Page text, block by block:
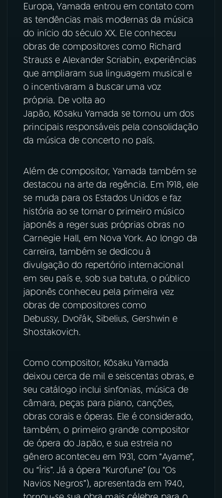
Europa, Yamada entrou em contato com
as tendências mais modernas da música
do início do século XX. Ele conheceu
obras de compositores como Richard
Strauss e Alexander Scriabin, experiências
que ampliaram sua linguagem musical e
o incentivaram a buscar uma voz
própria. De volta ao
Japão, Kōsaku Yamada se tornou um dos
principais responsáveis pela consolidação
da música de concerto no país.
Além de compositor, Yamada também se
destacou na arte da regência. Em 1918, ele
se muda para os Estados Unidos e faz
história ao se tornar o primeiro músico
japonês a reger suas próprias obras no
Carnegie Hall, em Nova York. Ao longo da
carreira, também se dedicou à
divulgação do repertório internacional
em seu país e, sob sua batuta, o público
japonês conheceu pela primeira vez
obras de compositores como
Debussy, Dvořák, Sibelius, Gershwin e
Shostakovich.
Como compositor, Kōsaku Yamada
deixou cerca de mil e seiscentas obras, e
seu catálogo inclui sinfonias, música de
câmara, peças para piano, canções,
obras corais e óperas. Ele é considerado,
também, o primeiro grande compositor
de ópera do Japão, e sua estreia no
gênero aconteceu em 1931, com “Ayame”,
ou “Íris”. Já a ópera “Kurofune” (ou "Os
Navios Negros”), apresentada em 1940,